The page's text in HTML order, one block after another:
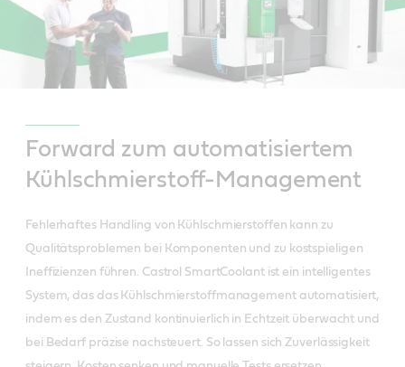
Forward zum automatisiertem
Kühlschmierstoff-Management
Fehlerhaftes Handling von Kühlschmierstoffen kann zu
Qualitätsproblemen bei Komponenten und zu kostspieligen
Ineffizienzen führen. Castrol SmartCoolant ist ein intelligentes
System, das das Kühlschmierstoffmanagement automatisiert,
indem es den Zustand kontinuierlich in Echtzeit überwacht und
bei Bedarf präzise nachsteuert. So lassen sich Zuverlässigkeit